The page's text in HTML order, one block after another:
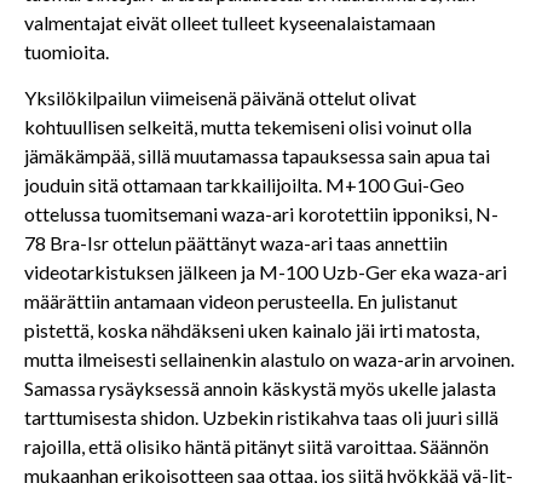
valmentajat eivät olleet tulleet kyseenalaistamaan
tuomioita.
Yksilökilpailun viimeisenä päivänä ottelut olivat
kohtuullisen selkeitä, mutta tekemiseni olisi voinut olla
jämäkämpää, sillä muutamassa tapauksessa sain apua tai
jouduin sitä ottamaan tarkkailijoilta. M+100 Gui-Geo
ottelussa tuomitsemani waza-ari korotettiin ipponiksi, N-
78 Bra-Isr ottelun päättänyt waza-ari taas annettiin
videotarkistuksen jälkeen ja M-100 Uzb-Ger eka waza-ari
määrättiin antamaan videon perusteella. En julistanut
pistettä, koska nähdäkseni uken kainalo jäi irti matosta,
mutta ilmeisesti sellainenkin alastulo on waza-arin arvoinen.
Samassa rysäyksessä annoin käskystä myös ukelle jalasta
tarttumisesta shidon. Uzbekin ristikahva taas oli juuri sillä
rajoilla, että olisiko häntä pitänyt siitä varoittaa. Säännön
mukaanhan erikoisotteen saa ottaa, jos siitä hyökkää vä-lit-